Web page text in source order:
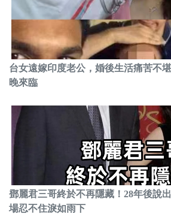
台女遠嫁印度老公，婚後生活痛苦不
晚來臨
鄧麗君三哥終於不再隱藏！28年後說
場忍不住淚如雨下